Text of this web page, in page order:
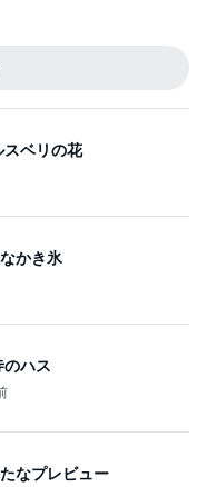
スベリの花
かき氷
ハス
なプレビュー